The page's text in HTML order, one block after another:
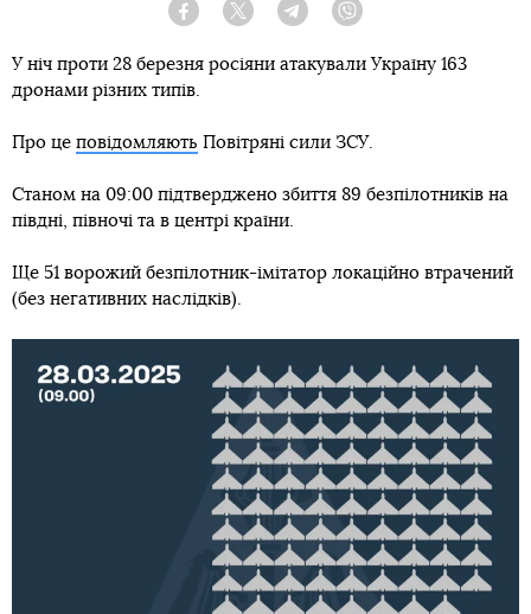
Facebook Twitter Telegram
У ніч проти 28 березня росіяни атакували Україну 163
дронами різних типів.
Про це повідомляють Повітряні сили ЗСУ.
Станом на 09:00 підтверджено збиття 89 безпілотників на
півдні, півночі та в центрі країни.
Ще 51 ворожий безпілотник-імітатор локаційно втрачений
(без негативних наслідків).